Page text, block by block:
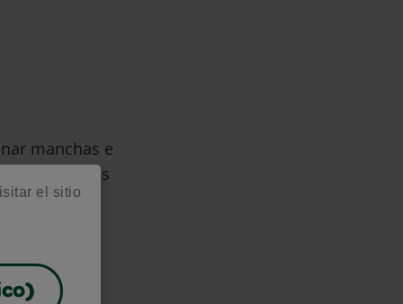
el sitio
manchas e
y recursos